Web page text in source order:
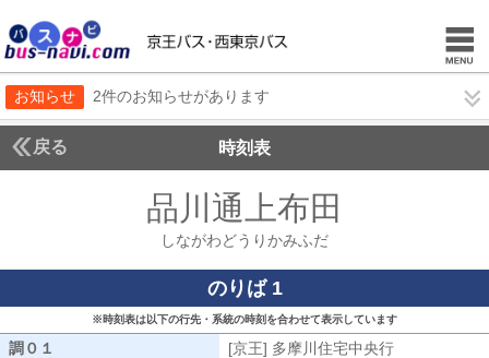
お知らせ 2件のお知らせがあります
戻る 時刻表
品川通上布田
しながわどうりかみふだ
のりば 1
※時刻表は以下の行先・系統の時刻を合わせて表示しています
調０１ [京王] 多摩川住宅中央行